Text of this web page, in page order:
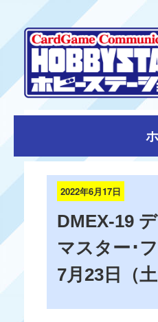
2022年6月17日
DMEX-19
マスター･
7月23日（